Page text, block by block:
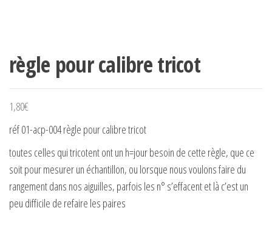
règle pour calibre tricot
1,80€
réf 01-acp-004 règle pour calibre tricot
toutes celles qui tricotent ont un h=jour besoin de cette règle, que ce
soit pour mesurer un échantillon, ou lorsque nous voulons faire du
rangement dans nos aiguilles, parfois les n° s’effacent et là c’est un
peu difficile de refaire les paires